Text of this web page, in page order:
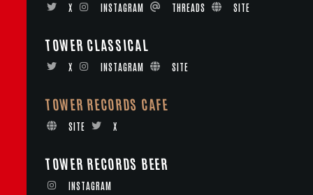
X INSTAGRAM THREADS SITE
TOWER CLASSICAL
X INSTAGRAM SITE
TOWER RECORDS CAFE
SITE X
TOWER RECORDS BEER
INSTAGRAM